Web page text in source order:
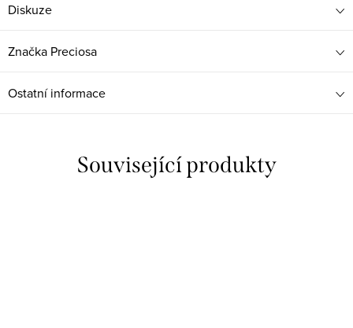
Diskuze
Značka Preciosa
Ostatní informace
Související produkty